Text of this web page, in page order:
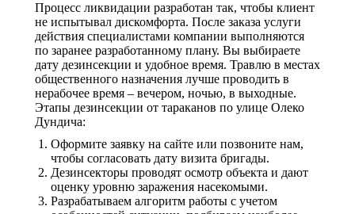
Процесс ликвидации разработан так, чтобы клиент
не испытывал дискомфорта. После заказа услуги
действия специалистами компании выполняются
по заранее разработанному плану. Вы выбираете
дату дезинсекции и удобное время. Травлю в местах
общественного назначения лучше проводить в
нерабочее время – вечером, ночью, в выходные.
Этапы дезинсекции от тараканов по улице Олеко
Дундича:
Оформите заявку на сайте или позвоните нам,
чтобы согласовать дату визита бригады.
Дезинсекторы проводят осмотр объекта и дают
оценку уровню заражения насекомыми.
Разрабатываем алгоритм работы с учетом